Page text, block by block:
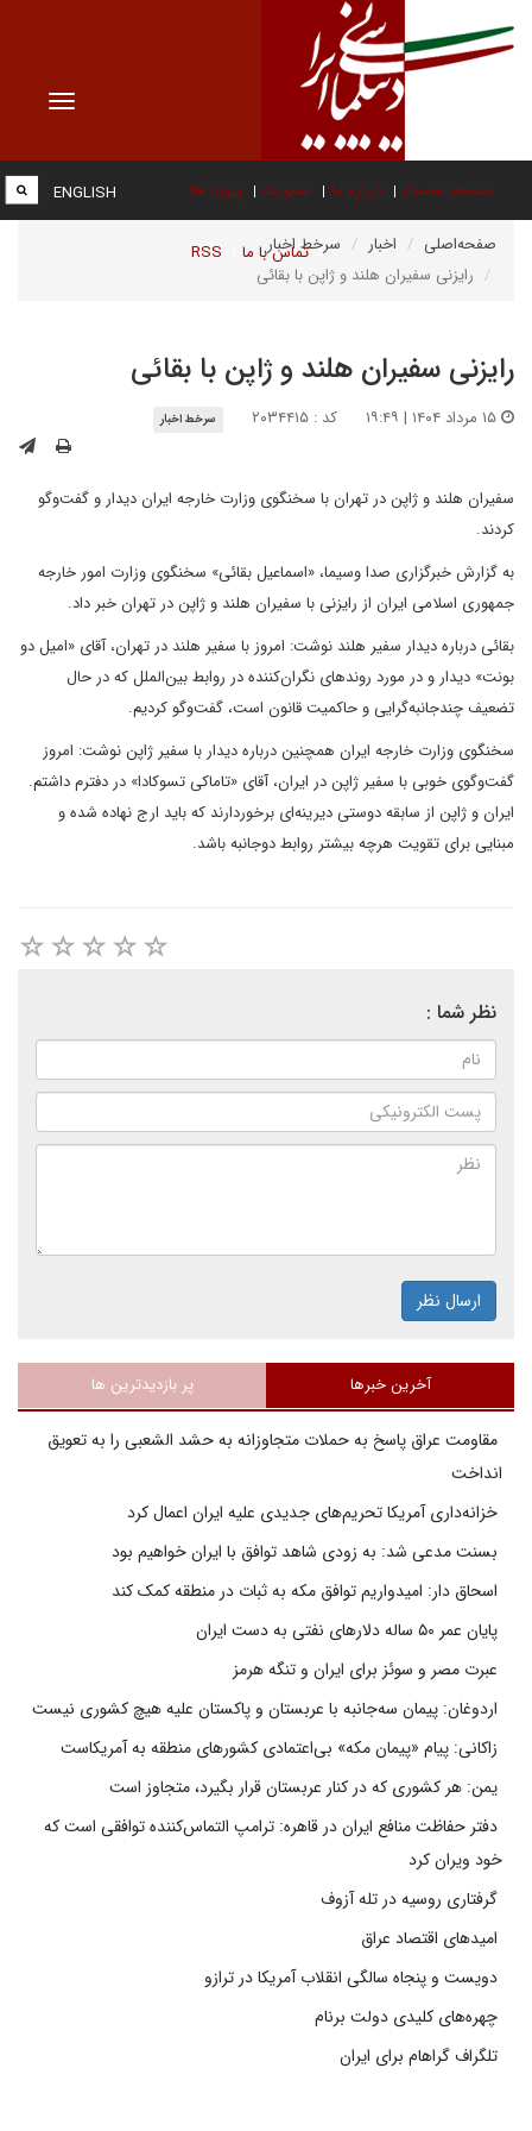
Toggle
صفحه نخست درباره ما عضویت پیوند ها
تماس با ما RSS
ENGLISH
صفحه‌اصلی اخبار
سرخط اخبار
رایزنی سفیران هلند و ژاپن با بقائی
رایزنی سفیران هلند و ژاپن با بقائی
کد : ۲۰۳۴۴۱۵ سرخط اخبار
سفیران هلند و ژاپن در تهران با سخنگوی وزارت خارجه ایران دیدار و گفت‌و‌گو
کردند.
به گزارش خبرگزاری صدا وسیما، «اسماعیل بقائی» سخنگوی وزارت امور خارجه
جمهوری اسلامی ایران از رایزنی با سفیران هلند و ژاپن در تهران خبر داد.
بقائی درباره دیدار سفیر هلند نوشت: امروز با سفیر هلند در تهران، آقای «امیل دو
بونت» دیدار و در مورد روند‌های نگران‌کننده در روابط بین‌الملل که در حال
تضعیف چندجانبه‌گرایی و حاکمیت قانون است، گفت‌و‌گو کردیم.
سخنگوی وزارت خارجه ایران همچنین درباره دیدار با سفیر ژاپن نوشت: امروز
گفت‌وگوی خوبی با سفیر ژاپن در ایران، آقای «تاماکی تسوکادا» در دفترم داشتم.
ایران و ژاپن از سابقه دوستی دیرینه‌ای برخوردارند که باید ارج نهاده شده و
مبنایی برای تقویت هرچه بیشتر روابط دوجانبه باشد.
نظر شما :
ارسال نظر
آخرین خبرها پر بازدیدترین ها
مقاومت عراق پاسخ به حملات متجاوزانه به حشد الشعبی را به تعویق
انداخت
خزانه‌داری آمریکا تحریم‌های جدیدی علیه ایران اعمال کرد
بسنت مدعی شد: به زودی شاهد توافق با ایران خواهیم بود
اسحاق دار: امیدواریم توافق مکه به ثبات در منطقه کمک کند
پایان عمر ۵۰ ساله دلارهای نفتی به دست ایران
عبرت مصر و سوئز برای ایران و تنگه هرمز
اردوغان: پیمان سه‌جانبه با عربستان و پاکستان علیه هیچ کشوری نیست
زاکانی: پیام «پیمان مکه» بی‌اعتمادی کشورهای منطقه به آمریکاست
یمن: هر کشوری که در کنار عربستان قرار بگیرد، متجاوز است
دفتر حفاظت منافع ایران در قاهره: ترامپ التماس‌کننده توافقی است که
خود ویران کرد
گرفتاری روسیه در تله آزوف
امیدهای اقتصاد عراق
دویست و پنجاه سالگی انقلاب آمریکا در ترازو
چهره‌های کلیدی دولت برنام
تلگراف گراهام برای ایران